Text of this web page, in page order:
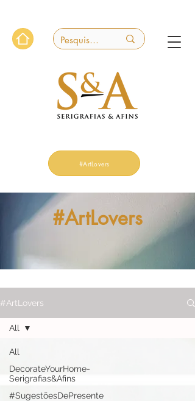
#ArtLovers
#ArtLovers
#ArtLovers
All
DecorateYourHome-
Serigrafias&Afins
#SugestõesDePresente
All